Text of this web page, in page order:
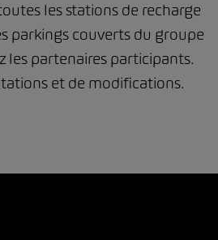
les stations de recharge
parkings couverts du groupe
les partenaires participants.
et de modifications.